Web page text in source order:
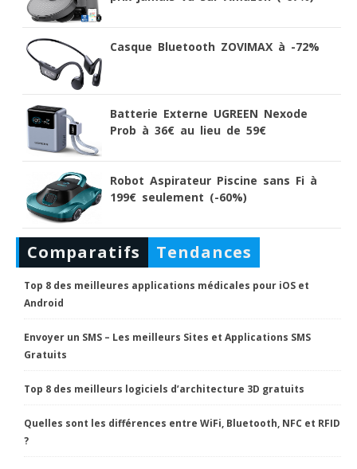
Casque Bluetooth ZOVIMAX à -72%
Batterie Externe UGREEN Nexode
Prob à 36€ au lieu de 59€
Robot Aspirateur Piscine sans Fi à
199€ seulement (-60%)
Comparatifs Tendances
Top 8 des meilleures applications médicales pour iOS et
Android
Envoyer un SMS – Les meilleurs Sites et Applications SMS
Gratuits
Top 8 des meilleurs logiciels d’architecture 3D gratuits
Quelles sont les différences entre WiFi, Bluetooth, NFC et RFID
?